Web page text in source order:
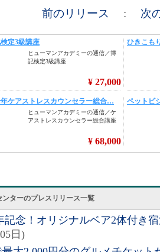
前のリリース : 次
ンターのプレスリリース一覧
記念！オリジナルベア2体付き
日)